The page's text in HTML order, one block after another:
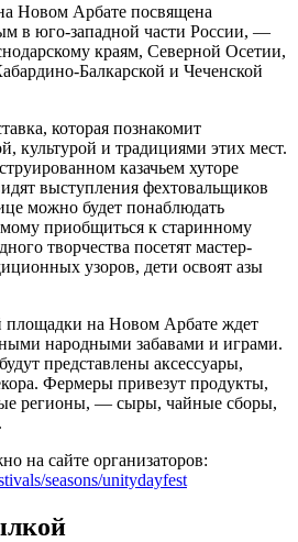
Новом Арбате посвящена
в юго-западной части России, —
краям, Северной Осетии,
Балкарской и Чеченской
которая познакомит
культурой и традициями этих мест.
казачьем хуторе
выступления фехтовальщиков
можно будет понаблюдать
приобщиться к старинному
творчества посетят мастер-
узоров, дети освоят азы
площадки на Новом Арбате ждет
народными забавами и играми.
представлены аксессуары,
Фермеры привезут продукты,
регионы, — сыры, чайные сборы,
на сайте организаторов:
seasons/unitydayfest